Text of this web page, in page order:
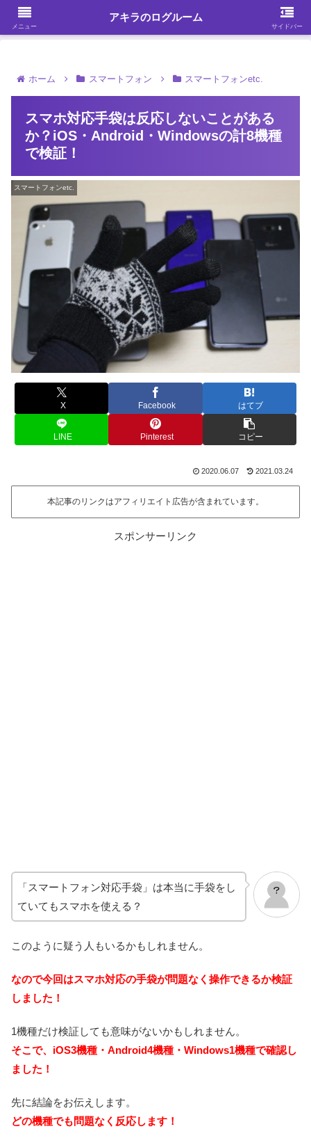
ガジェット・スマホ・パソコンを中心に何かを発見する
ホーム スマートフォン スマートフォンetc.
スマホ対応手袋は反応しないことがある
か？iOS・Android・Windowsの計8機種
で検証！
スマートフォンetc.
X Facebook はてブ
LINE Pinterest コピー
2020.06.07 2021.03.24
本記事のリンクはアフィリエイト広告が含まれています。
スポンサーリンク
「スマートフォン対応手袋」は本当に手袋をし
ていてもスマホを使える？
このように疑う人もいるかもしれません。
なので今回はスマホ対応の手袋が問題なく操作できるか検証
しました！
1機種だけ検証しても意味がないかもしれません。
そこで、iOS3機種・Android4機種・Windows1機種で確認し
ました！
先に結論をお伝えします。
どの機種でも問題なく反応します！
メニュー
アキラのログルーム
サイドバー